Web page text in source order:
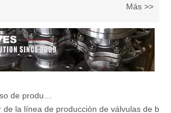
Más >>
de la línea de producción de válvulas de